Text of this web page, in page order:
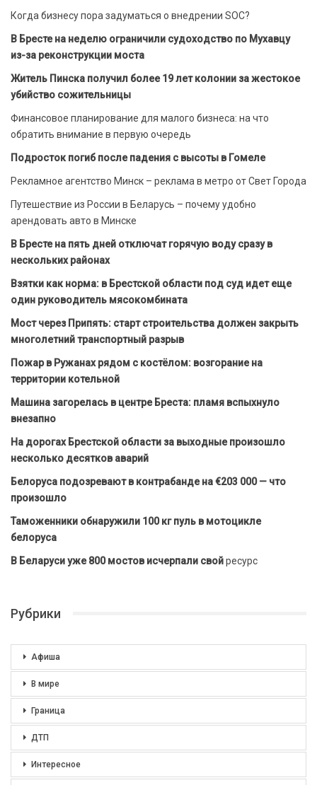
Когда бизнесу пора задуматься о внедрении SOC?
В Бресте на неделю ограничили судоходство по Мухавцу
из-за реконструкции моста
Житель Пинска получил более 19 лет колонии за жестокое
убийство сожительницы
Финансовое планирование для малого бизнеса: на что
обратить внимание в первую очередь
Подросток погиб после падения с высоты в Гомеле
Рекламное агентство Минск – реклама в метро от Свет Города
Путешествие из России в Беларусь – почему удобно
арендовать авто в Минске
В Бресте на пять дней отключат горячую воду сразу в
нескольких районах
Взятки как норма: в Брестской области под суд идет еще
один руководитель мясокомбината
Мост через Припять: старт строительства должен закрыть
многолетний транспортный разрыв
Пожар в Ружанах рядом с костёлом: возгорание на
территории котельной
Машина загорелась в центре Бреста: пламя вспыхнуло
внезапно
На дорогах Брестской области за выходные произошло
несколько десятков аварий
Белоруса подозревают в контрабанде на €203 000 — что
произошло
Таможенники обнаружили 100 кг пуль в мотоцикле
белоруса
В Беларуси уже 800 мостов исчерпали свойресурс
Рубрики
Афиша
В мире
Граница
ДТП
Интересное